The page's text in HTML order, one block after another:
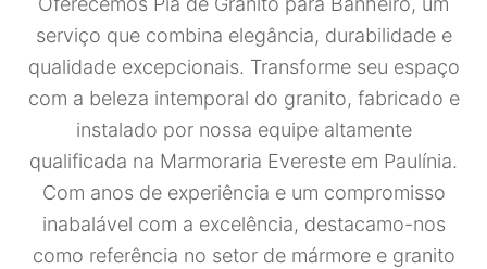
serviço que combina elegância, durabilidade e
qualidade excepcionais. Transforme seu espaço
com a beleza intemporal do granito, fabricado e
instalado por nossa equipe altamente
qualificada na Marmoraria Evereste em Paulínia.
Com anos de experiência e um compromisso
inabalável com a excelência, destacamo-nos
como referência no setor de mármore e granito